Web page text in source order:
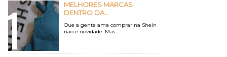
MELHORES MARCAS
DENTRO DA...
Que a gente ama comprar na Shein
não é novidade. Mas...